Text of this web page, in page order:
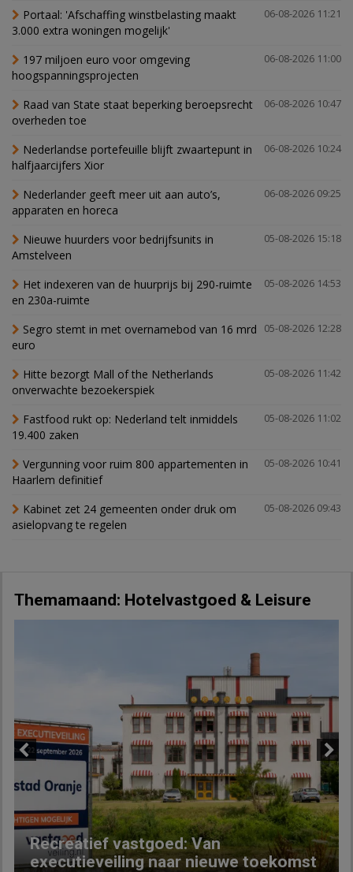
06-08-2026 11:21
Portaal: 'Afschaffing winstbelasting maakt
3.000 extra woningen mogelijk'
06-08-2026 11:00
197 miljoen euro voor omgeving
hoogspanningsprojecten
06-08-2026 10:47
Raad van State staat beperking beroepsrecht
overheden toe
06-08-2026 10:24
Nederlandse portefeuille blijft zwaartepunt in
halfjaarcijfers Xior
06-08-2026 09:25
Nederlander geeft meer uit aan auto’s,
apparaten en horeca
05-08-2026 15:18
Nieuwe huurders voor bedrijfsunits in
Amstelveen
05-08-2026 14:53
Het indexeren van de huurprijs bij 290-ruimte
en 230a-ruimte
05-08-2026 12:28
Segro stemt in met overnamebod van 16 mrd
euro
05-08-2026 11:42
Hitte bezorgt Mall of the Netherlands
onverwachte bezoekerspiek
05-08-2026 11:02
Fastfood rukt op: Nederland telt inmiddels
19.400 zaken
05-08-2026 10:41
Vergunning voor ruim 800 appartementen in
Haarlem definitief
05-08-2026 09:43
Kabinet zet 24 gemeenten onder druk om
asielopvang te regelen
Themamaand: Hotelvastgoed & Leisure
Recreatief vastgoed: Van
executieveiling naar nieuwe toekomst
Next